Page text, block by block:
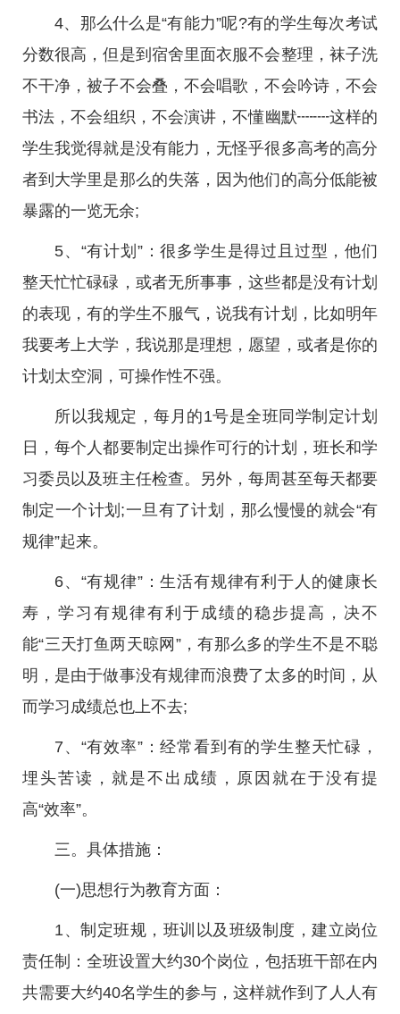
4、那么什么是“有能力”呢?有的学生每次考试
分数很高，但是到宿舍里面衣服不会整理，袜子洗
不干净，被子不会叠，不会唱歌，不会吟诗，不会
书法，不会组织，不会演讲，不懂幽默┉┉这样的
学生我觉得就是没有能力，无怪乎很多高考的高分
者到大学里是那么的失落，因为他们的高分低能被
暴露的一览无余;
5、“有计划”：很多学生是得过且过型，他们
整天忙忙碌碌，或者无所事事，这些都是没有计划
的表现，有的学生不服气，说我有计划，比如明年
我要考上大学，我说那是理想，愿望，或者是你的
计划太空洞，可操作性不强。
所以我规定，每月的1号是全班同学制定计划
日，每个人都要制定出操作可行的计划，班长和学
习委员以及班主任检查。另外，每周甚至每天都要
制定一个计划;一旦有了计划，那么慢慢的就会“有
规律”起来。
6、“有规律”：生活有规律有利于人的健康长
寿，学习有规律有利于成绩的稳步提高，决不
能“三天打鱼两天晾网”，有那么多的学生不是不聪
明，是由于做事没有规律而浪费了太多的时间，从
而学习成绩总也上不去;
7、“有效率”：经常看到有的学生整天忙碌，
埋头苦读，就是不出成绩，原因就在于没有提
高“效率”。
三。具体措施：
(一)思想行为教育方面：
1、制定班规，班训以及班级制度，建立岗位
责任制：全班设置大约30个岗位，包括班干部在内
共需要大约40名学生的参与，这样就作到了人人有